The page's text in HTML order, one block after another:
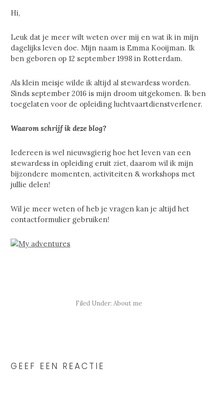
Hi,
Leuk dat je meer wilt weten over mij en wat ik in mijn
dagelijks leven doe. Mijn naam is Emma Kooijman. Ik
ben geboren op 12 september 1998 in Rotterdam.
Als klein meisje wilde ik altijd al stewardess worden.
Sinds september 2016 is mijn droom uitgekomen. Ik ben
toegelaten voor de opleiding luchtvaartdienstverlener.
Waarom schrijf ik deze blog?
Iedereen is wel nieuwsgierig hoe het leven van een
stewardess in opleiding eruit ziet, daarom wil ik mijn
bijzondere momenten, activiteiten & workshops met
jullie delen!
Wil je meer weten of heb je vragen kan je altijd het
contactformulier gebruiken!
Filed Under: About me
GEEF EEN REACTIE